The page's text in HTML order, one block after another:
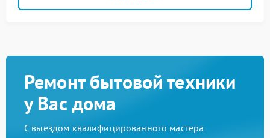
Ремонт бытовой техники
у Вас дома
С выездом квалифицированного мастера